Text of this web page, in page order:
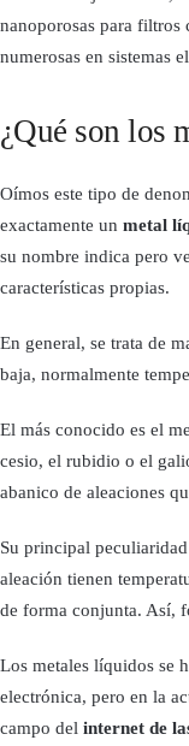
nanoporosas para filtros
numerosas en sistemas
¿Qué son los
Oímos este tipo de
exactamente un metal
su nombre indica pero
características propias.
En general, se trata de
baja, normalmente
El más conocido es el
cesio, el rubidio o el
abanico de aleaciones
Su principal
aleación tienen
de forma conjunta. Así,
Los metales líquidos se
electrónica, pero en la
campo del internet de